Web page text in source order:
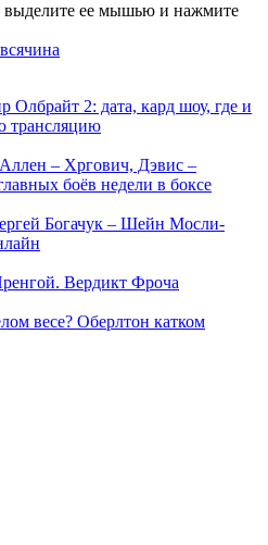
ее мышью и нажмите
2: дата, кард шоу, где и
трансляцию
– Хргович, Дэвис –
боёв недели в боксе
Богачук – Шейн Мосли-
Вердикт Фроча
весе? Оберлтон катком